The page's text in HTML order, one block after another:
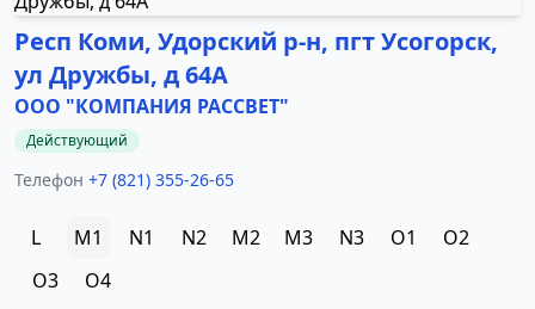
Респ Коми, Удорский р-н, пгт Усогорск,
ул Дружбы, д 64А
ООО "КОМПАНИЯ РАССВЕТ"
Действующий
Телефон +7 (821) 355-26-65
L M1 N1 N2 M2 M3 N3 O1
O2
O3
O4